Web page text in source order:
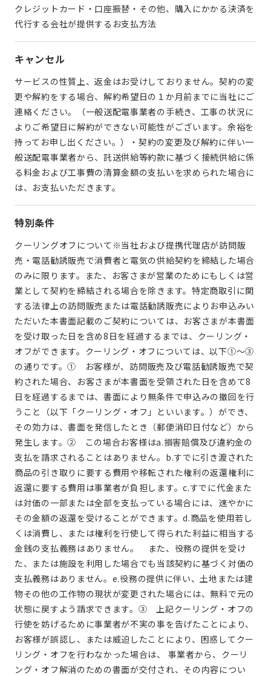
クレジットカード ・口座振替 ・その他、購入にかかる決済を
代行する会社が提供するお支払方法
キャンセル
サービスの性質上、返金はお受けしておりません。契約の変
更や解約をする場合、解約希望日の１か月前までに当社にご
連絡ください。（一般送配電事業者の手続き、工事の状況に
よりご希望日に解約ができない可能性がございます。余裕を
持ってお申し出ください。）
・契約の変更及び解約に伴い一
般送配電事業者から、託送供給等約款に基づく接続供給に係
る料金および工事費の清算金額の支払いを求められた場合に
は、お支払いただきます。
特別条件
クーリングオフについて ※当社および提携代理店が訪問販
売・電話勧誘販売で消費者と電気の供給契約を締結した場合
のみに限ります。また、お客さまが営業のためにもしくは営
業として契約を締結される場合を除きます。 特定商取引に関
する法律上の訪問販売または電話勧誘販売によりお申込みい
ただいた本書面記載のご契約については、お客さまが本書面
を受け取った日を含め8日を経過するまでは、クーリング・
オフができます。クーリング・オフについては、以下①～③
の通りです。① お客様が、訪問販売及び電話勧誘販売で契
約された場合、お客さまが本書面を受領された日を含めて8
日を経過するまでは、書面により無条件で申込みの撤回を行
うこと（以下「クーリング・オフ」といいます。）ができ、
その効力は、書面を発信したとき（郵便消印日付など）から
発生します。② この場合お客様はa.損害賠償及び違約金の
支払を請求されることはありません。 b.すでに引き渡された
商品の引き取りに要する費用や移転された権利の返還権利に
返還に要する費用は事業者が負担します。c.すでに代金また
は対価の一部または全部を支払っている場合には、速やかに
その金額の返還を受けることができます。d.商品を使用若し
くは消費し、または権利を行使して得られた利益に相当する
金銭の支払義務はありません。
また、役務の提供を受け
た、または施設を利用した場合でも当該契約に基づく対価の
支払義務はありません。 e.役務の提供に伴い、土地または建
物その他の工作物の現状が変更された場合には、無料で元の
状態に戻すよう請求できます。 ③ 上記クーリング・オフの
行使を妨げるために事業者が不実の事を告げたことにより、
お客様が誤認し、または威迫したことにより、困惑してクー
リング・オフを行わなかった場合は、 事業者から、クーリ
ング・オフ解消のための書面が交付され、その内容につい